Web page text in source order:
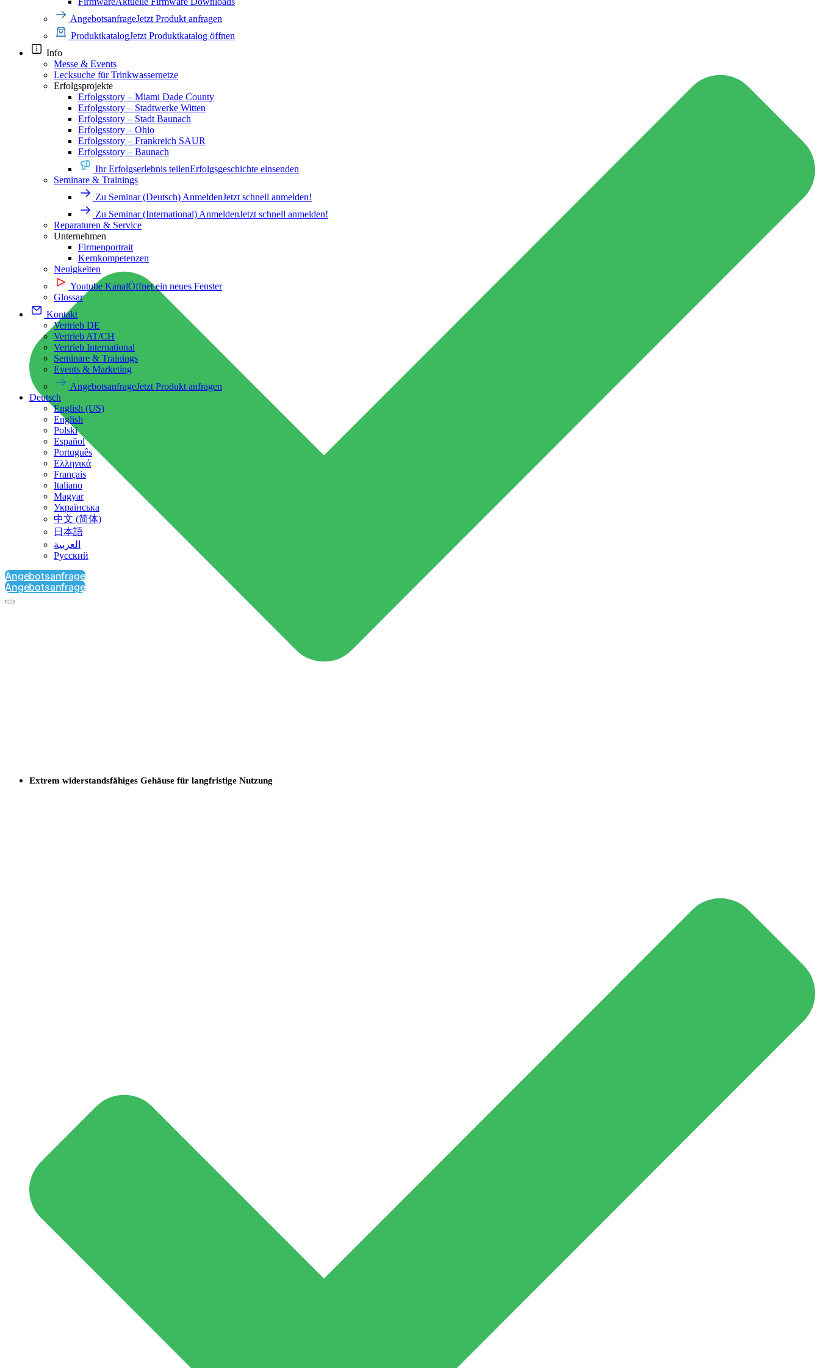
AngebotsanfrageJetzt Produkt anfragen
ProduktkatalogJetzt Produktkatalog öffnen
Info
Messe & Events
Lecksuche für Trinkwassernetze
Erfolgsprojekte
Erfolgsstory – Miami Dade County
Erfolgsstory – Stadtwerke Witten
Erfolgsstory – Stadt Baunach
Erfolgsstory – Ohio
Erfolgsstory – Frankreich SAUR
Erfolgsstory – Baunach
Ihr Erfolgserlebnis teilenErfolgsgeschichte einsenden
Seminare & Trainings
Zu Seminar (Deutsch) AnmeldenJetzt schnell anmelden!
Zu Seminar (International) AnmeldenJetzt schnell anmelden!
Reparaturen & Service
Unternehmen
Firmenportrait
Kernkompetenzen
Neuigkeiten
Youtube KanalÖffnet ein neues Fenster
Glossar
Kontakt
Vertrieb DE
Vertrieb AT/CH
Vertrieb International
Seminare & Trainings
Events & Marketing
AngebotsanfrageJetzt Produkt anfragen
Deutsch
English (US)
English
Polski
Español
Português
Ελληνικά
Français
Italiano
Magyar
Українська
中文 (简体)
日本語
العربية‏
Русский
Angebotsanfrage
Angebotsanfrage
Extrem widerstandsfähiges Gehäuse für langfristige Nutzung